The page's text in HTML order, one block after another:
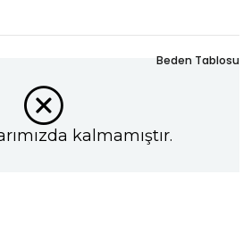
kalmamıştır.
Beden Tablosu